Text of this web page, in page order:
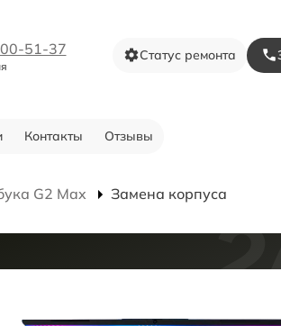
51-37 Статус ремонта
Контакты Отзывы
G2 Max Замена корпуса